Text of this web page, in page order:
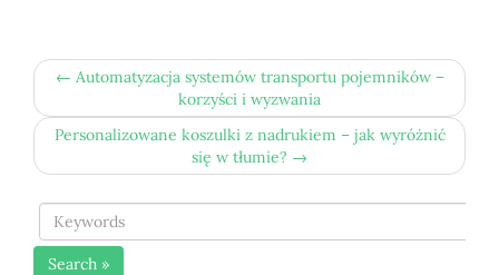
← Automatyzacja systemów transportu pojemników –
korzyści i wyzwania
Personalizowane koszulki z nadrukiem – jak wyróżnić
się w tłumie? →
Search »